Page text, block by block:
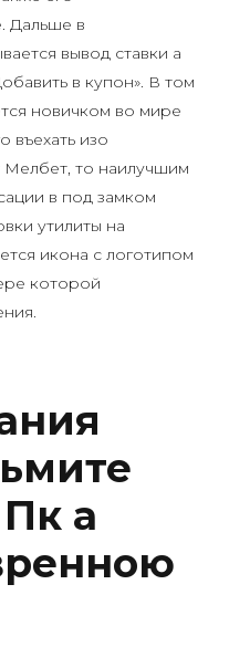
Дальше в
вывод ставки а
в купон». В том
новичком во мире
въехать изо
то наилучшим
в под замком
утилиты на
икона с логотипом
которой
а